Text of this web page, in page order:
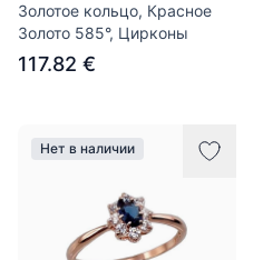
Золотое кольцо, Красное
Золото 585°, Цирконы
117.82 €
Нет в наличии